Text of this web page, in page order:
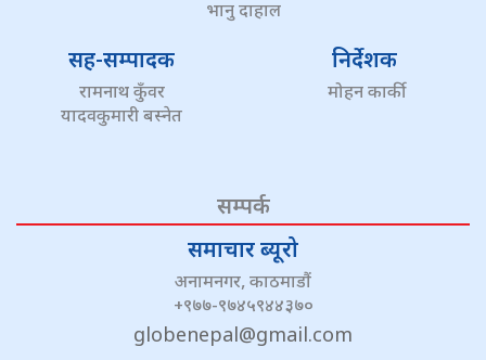
भानु दाहाल
सह-सम्पादक
रामनाथ कुँवर
यादवकुमारी बस्नेत
निर्देशक
मोहन कार्की
सम्पर्क
समाचार ब्यूरो
अनामनगर, काठमाडौं
+९७७-९७४५९४४३७०
globenepal@gmail.com